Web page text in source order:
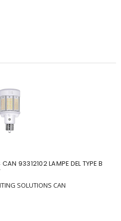
93312102 LAMPE DEL TYPE B
SOLUTIONS CAN